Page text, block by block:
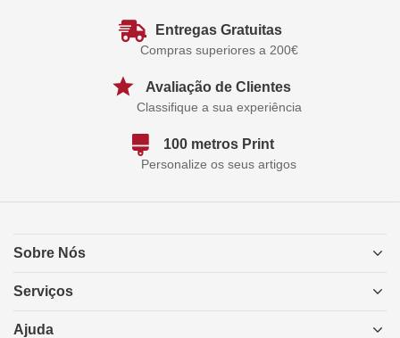
Entregas Gratuitas
Compras superiores a 200€
Avaliação de Clientes
Classifique a sua experiência
100 metros Print
Personalize os seus artigos
Sobre Nós
Serviços
Ajuda